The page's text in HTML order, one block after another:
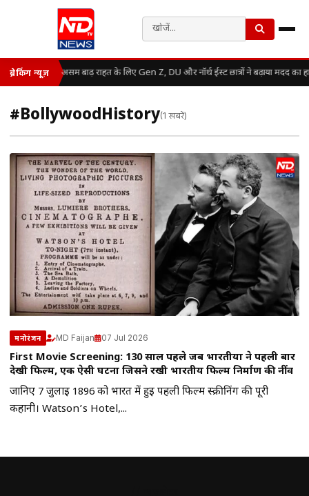
ब्रेकिंग न्यूज़ असम बाढ़ राहत के लिए Gen Z, DU और नॉर्थ ईस्ट छात्रों ने बढ़ाया मदद का
#BollywoodHistory(1 खबरें)
मनोरंजन MD Faijan 07 Jul 2026
First Movie Screening: 130 साल पहले जब भारतीयों ने पहली बार
देखी फिल्म, एक ऐसी घटना जिसने रखी भारतीय फिल्म निर्माण की नींव
जानिए 7 जुलाई 1896 को भारत में हुई पहली फिल्म स्क्रीनिंग की पूरी
कहानी। Watson’s Hotel,...